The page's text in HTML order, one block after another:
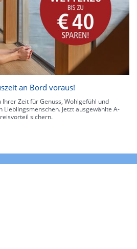
an Bord voraus!
Zeit für Genuss, Wohlgefühl und
Jetzt ausgewählte A-
sichern.